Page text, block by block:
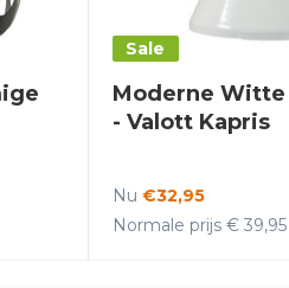
Sale
Moderne Witte
- Valott Kapris
Nu €32,95
Normale prijs € 39,95